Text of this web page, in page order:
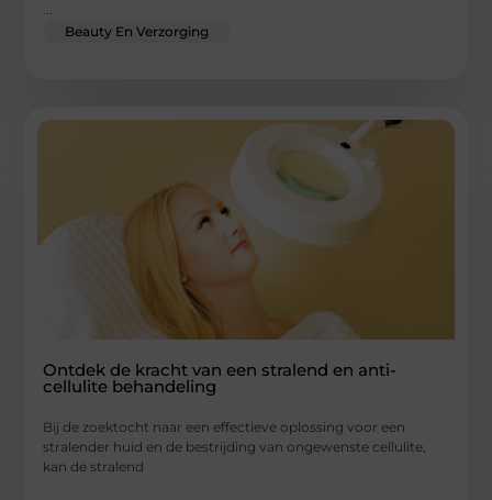
...
Beauty En Verzorging
Ontdek de kracht van een stralend en anti-
cellulite behandeling
Bij de zoektocht naar een effectieve oplossing voor een
stralender huid en de bestrijding van ongewenste cellulite,
kan de stralend